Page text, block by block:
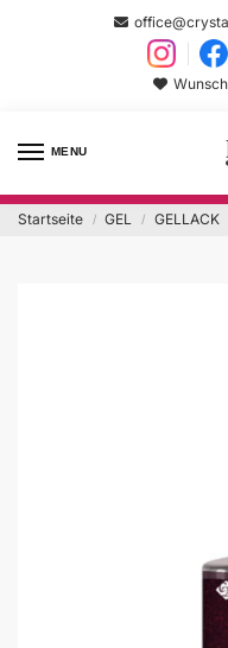
MENU
Startseite / GEL / GELLACK